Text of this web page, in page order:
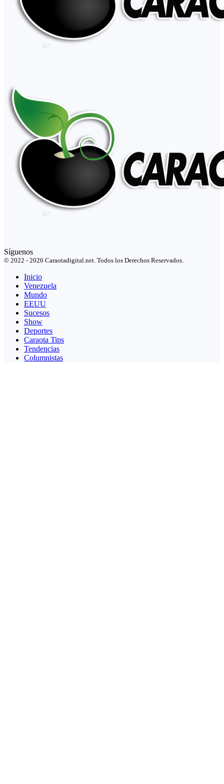
Síguenos
© 2022 - 2026 Caraotadigital.net. Todos los Derechos Reservados.
Inicio
Venezuela
Mundo
EEUU
Sucesos
Show
Deportes
Caraota Tips
Tendencias
Columnistas